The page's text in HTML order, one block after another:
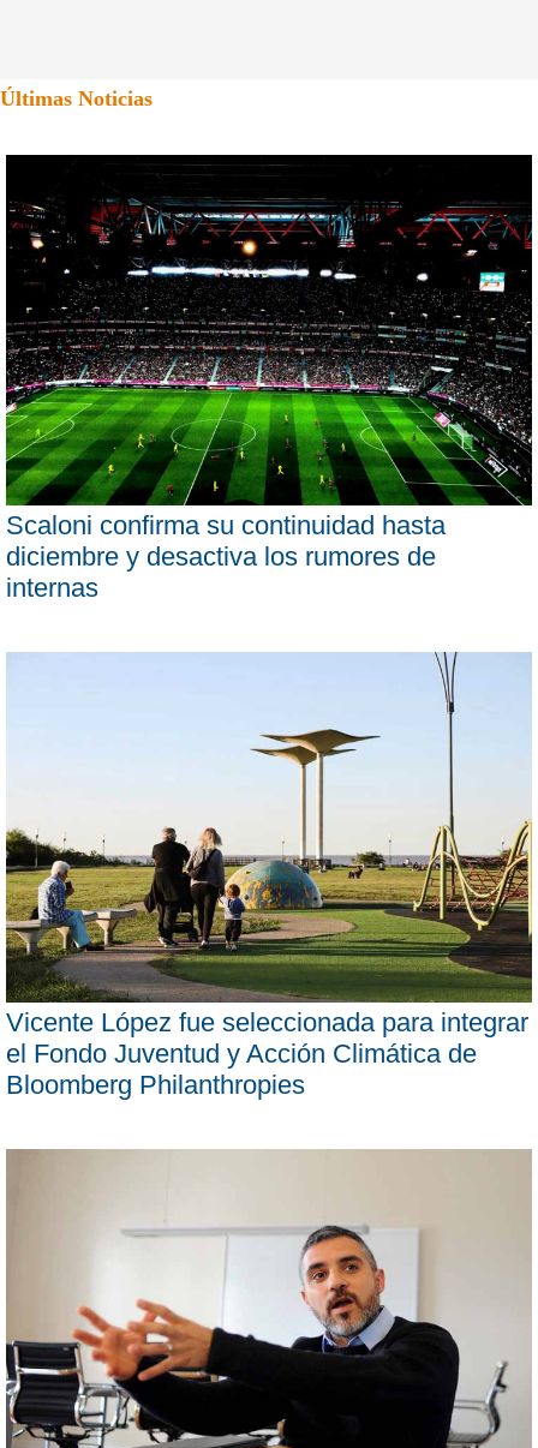
Últimas Noticias
Scaloni confirma su continuidad hasta
diciembre y desactiva los rumores de
internas
Vicente López fue seleccionada para integrar
el Fondo Juventud y Acción Climática de
Bloomberg Philanthropies